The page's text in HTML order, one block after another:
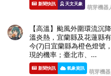
新聞快訊 天文天象 萌芽機器
【高溫】颱風外圍環流沉
溫炎熱，宜蘭縣及花蓮縣
今(7)日宜蘭縣為橙色燈號
現的機率；臺北市、...
新聞快訊 氣象資訊 萌芽機